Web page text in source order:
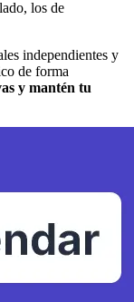
los de
independientes y
de forma
y mantén tu